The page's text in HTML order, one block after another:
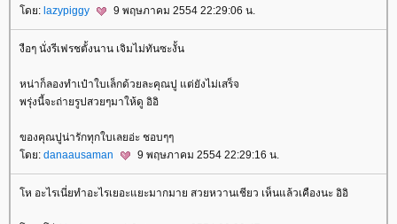
ดย: lazypiggy 9 พฤษภาคม 2554 22:29:06 น.
งือๆ นั่งรีเฟรชตั้งนาน เจิมไม่ทันซะงั้น
หน่าก็ลองทำเป๋าใบเล็กด้วยละคุณปู แต่ยังไม่เสร็จ
พรุ่งนี้จะถ่ายรูปสวยๆมาให้ดู อิอิ
ของคุณปูน่ารักทุกใบเลยอ่ะ ชอบๆๆ
ดย: danaausaman 9 พฤษภาคม 2554 22:29:16 น.
ห อะไรเนี่ยทำอะไรเยอะแยะมากมาย สวยหวานเชียว เห็นแล้วเคืองนะ อิอิ